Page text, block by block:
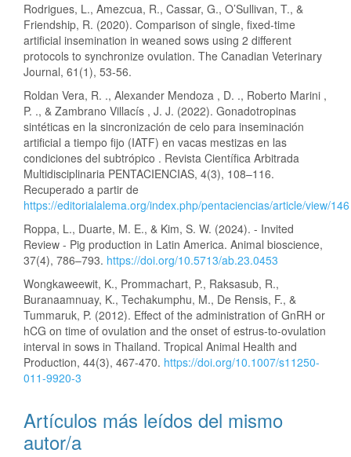
Rodrigues, L., Amezcua, R., Cassar, G., O’Sullivan, T., &
Friendship, R. (2020). Comparison of single, fixed-time
artificial insemination in weaned sows using 2 different
protocols to synchronize ovulation. The Canadian Veterinary
Journal, 61(1), 53-56.
Roldan Vera, R. ., Alexander Mendoza , D. ., Roberto Marini ,
P. ., & Zambrano Villacís , J. J. (2022). Gonadotropinas
sintéticas en la sincronización de celo para inseminación
artificial a tiempo fijo (IATF) en vacas mestizas en las
condiciones del subtrópico . Revista Científica Arbitrada
Multidisciplinaria PENTACIENCIAS, 4(3), 108–116.
Recuperado a partir de
https://editorialalema.org/index.php/pentaciencias/article/view/146
Roppa, L., Duarte, M. E., & Kim, S. W. (2024). - Invited
Review - Pig production in Latin America. Animal bioscience,
37(4), 786–793. https://doi.org/10.5713/ab.23.0453
Wongkaweewit, K., Prommachart, P., Raksasub, R.,
Buranaamnuay, K., Techakumphu, M., De Rensis, F., &
Tummaruk, P. (2012). Effect of the administration of GnRH or
hCG on time of ovulation and the onset of estrus-to-ovulation
interval in sows in Thailand. Tropical Animal Health and
Production, 44(3), 467-470. https://doi.org/10.1007/s11250-
011-9920-3
Artículos más leídos del mismo
autor/a